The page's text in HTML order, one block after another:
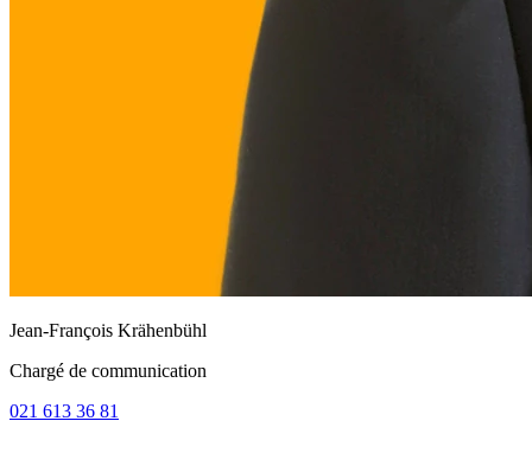
Jean-François Krähenbühl
Chargé de communication
021 613 36 81